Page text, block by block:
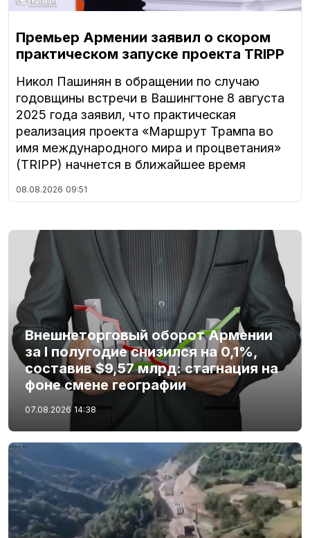
Премьер Армении заявил о скором
практическом запуске проекта TRIPP
Никол Пашинян в обращении по случаю
годовщины встречи в Вашингтоне 8 августа
2025 года заявил, что практическая
реализация проекта «Маршрут Трампа во
имя международного мира и процветания»
(TRIPP) начнется в ближайшее время
08.08.2026 09:51
Внешнеторговый оборот Армении
за I полугодие снизился на 0,1%,
составив $9,57 млрд: стагнация на
фоне смене географии
07.08.2026 14:38